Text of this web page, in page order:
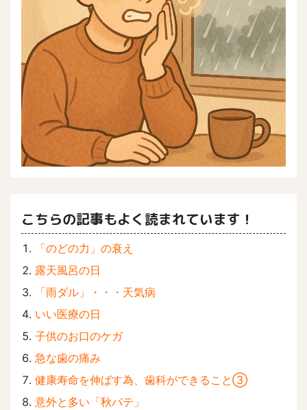
こちらの記事もよく読まれています！
「のどの力」の衰え
露天風呂の日
「雨ダル」・・・天気病
いい医療の日
子供のお口のケガ
急な歯の痛み
健康寿命を伸ばす為、歯科ができること③
意外と多い「秋バテ」